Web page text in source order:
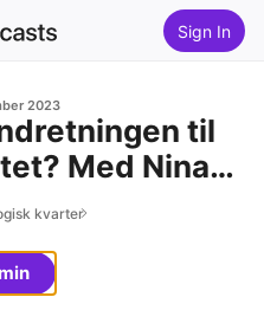
Sign In
2023
til
Med Nina
og Anja
Olsen
kvarter